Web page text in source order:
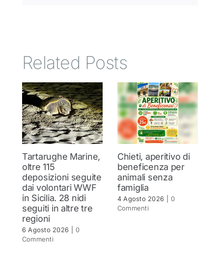
Related Posts
Tartarughe Marine,
oltre 115
deposizioni seguite
dai volontari WWF
in Sicilia. 28 nidi
seguiti in altre tre
regioni
6 Agosto 2026
0
Commenti
Chieti, aperitivo di
beneficenza per
animali senza
famiglia
4 Agosto 2026
0
Commenti